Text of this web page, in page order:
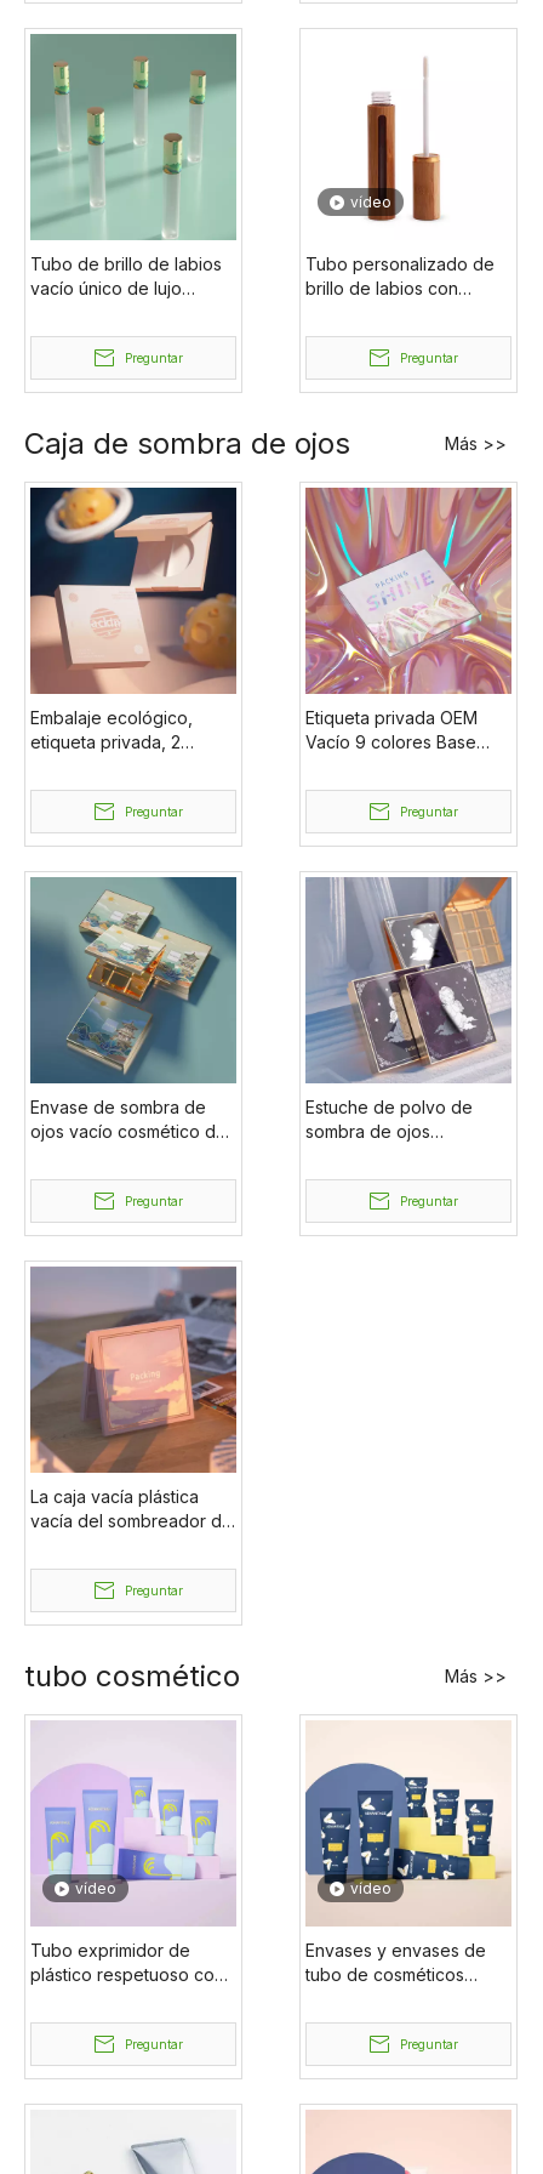
Tubo de brillo de labios
vacío único de lujo
de 4 ml con varitas de
Preguntar
vídeo
Tubo personalizado de
brillo de labios con
cosmético Tubo de brillo
de labios de 7 ml con
bambú
Preguntar
Caja de sombra de ojos Más >>
Embalaje ecológico,
etiqueta privada, 2
sombra de ojos vacía,
contenedor de colorete,
contenedor vacío con
Preguntar
Etiqueta privada OEM
Vacío 9 colores Base
Sombra de ojos
Maquillaje Contenedor
compacto con espejo
Preguntar
Envase de sombra de
ojos vacío cosmético de
embalaje de sombra de
ojos con espejo
Preguntar
Estuche de polvo de
sombra de ojos
vacío personalizado de
una sola capaPreguntar
La caja vacía plástica
vacía del sombreador de
privada de encargo de la
venta caliente modifica el
logotipo para requisitos
Preguntar
tubo cosmético Más >>
vídeo
Tubo exprimidor de
plástico respetuoso con
multifuncional,
personalizado, suave,
plano, de color
Preguntar
vídeo
Envases y envases de
tubo de cosméticos
multifuncionales
personalizados, planos,
suaves, personalizados,
Preguntar